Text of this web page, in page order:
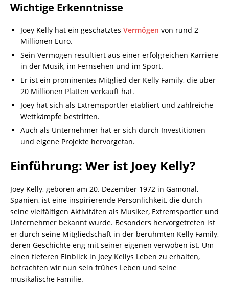
Wichtige Erkenntnisse
Joey Kelly hat ein geschätztes Vermögen von rund 2
Millionen Euro.
Sein Vermögen resultiert aus einer erfolgreichen Karriere
in der Musik, im Fernsehen und im Sport.
Er ist ein prominentes Mitglied der Kelly Family, die über
20 Millionen Platten verkauft hat.
Joey hat sich als Extremsportler etabliert und zahlreiche
Wettkämpfe bestritten.
Auch als Unternehmer hat er sich durch Investitionen
und eigene Projekte hervorgetan.
Einführung: Wer ist Joey Kelly?
Joey Kelly, geboren am 20. Dezember 1972 in Gamonal,
Spanien, ist eine inspirierende Persönlichkeit, die durch
seine vielfältigen Aktivitäten als Musiker, Extremsportler und
Unternehmer bekannt wurde. Besonders hervorgetreten ist
er durch seine Mitgliedschaft in der berühmten Kelly Family,
deren Geschichte eng mit seiner eigenen verwoben ist. Um
einen tieferen Einblick in Joey Kellys Leben zu erhalten,
betrachten wir nun sein frühes Leben und seine
musikalische Familie.